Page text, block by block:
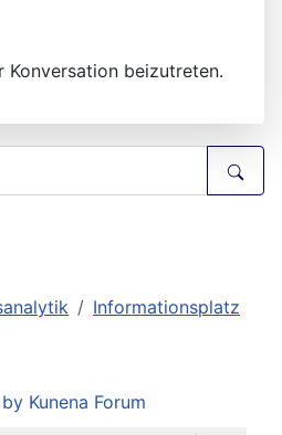
Konversation beizutreten.
Informationsplatz
Kunena Forum